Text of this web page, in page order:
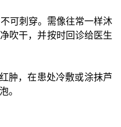
可刺穿。需像往常一样沐
吹干，并按时回诊给医生
肿，在患处冷敷或涂抹芦
。